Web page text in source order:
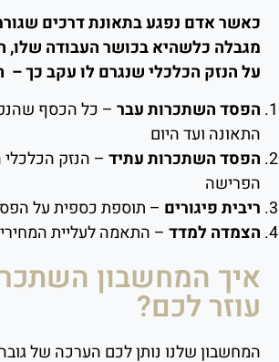
כאשר אדם נפגע בתאונת דרכים
מגבלה כלשהיא בכושר העבודה שלו,
על הנזק הכלכלי שנגרם לו עקב כך –
הפסד השתכרות עבר – כל הכסף
התאונה ועד היום
הפסד השתכרות עתיד – הנזק הכלכלי
הפרישה
ריבית פיגורים – תוספת כספית על
הצמדה למדד – התאמה לעליית
איך המחשבון
עוזר לכם?
המחשבון שלנו נותן לכם הערכה של